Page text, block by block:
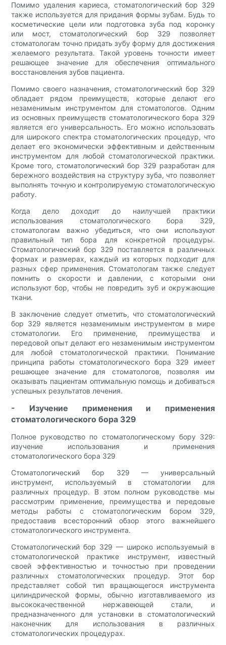
Помимо удаления кариеса, стоматологический бор 329
также используется для придания формы зубам. Будь то
косметические цели или подготовка зуба под коронку
или мост, стоматологический бор 329 позволяет
стоматологам точно придать зубу форму для достижения
желаемого результата. Такой уровень точности имеет
решающее значение для обеспечения оптимального
восстановления зубов пациента.
Помимо своего назначения, стоматологический бор 329
обладает рядом преимуществ, которые делают его
незаменимым инструментом для стоматологов. Одним
из основных преимуществ стоматологического бора 329
является его универсальность. Его можно использовать
для широкого спектра стоматологических процедур, что
делает его экономически эффективным и действенным
инструментом для любой стоматологической практики.
Кроме того, стоматологический бор 329 разработан для
бережного воздействия на структуру зуба, что позволяет
выполнять точную и контролируемую стоматологическую
работу.
Когда дело доходит до наилучшей практики
использования стоматологического бора 329,
стоматологам важно убедиться, что они используют
правильный тип бора для конкретной процедуры.
Стоматологический бор 329 поставляется в различных
формах и размерах, каждый из которых подходит для
разных сфер применения. Стоматологам также следует
помнить о скорости и давлении, с которыми они
используют бор, чтобы не повредить зуб и окружающие
ткани.
В заключение следует отметить, что стоматологический
бор 329 является незаменимым инструментом в мире
стоматологии. Его применение, преимущества и
передовой опыт делают его незаменимым инструментом
для любой стоматологической практики. Понимание
принципа работы стоматологического бора 329 имеет
решающее значение для стоматологов, позволяя им
оказывать пациентам оптимальную помощь и добиваться
успешных результатов лечения.
- Изучение применения и применения
стоматологического бора 329
Полное руководство по стоматологическому бору 329:
изучение использования и применения
стоматологического бора 329
Стоматологический бор 329 — универсальный
инструмент, используемый в стоматологии для
различных процедур. В этом полном руководстве мы
рассмотрим применение, преимущества и передовые
методы работы с стоматологическим бором 329,
предоставив всесторонний обзор этого важнейшего
стоматологического инструмента.
Стоматологический бор 329 — широко используемый в
стоматологической практике инструмент, известный
своей эффективностью и точностью при проведении
различных стоматологических процедур. Этот бор
представляет собой тип вращающегося инструмента
цилиндрической формы, обычно изготавливаемого из
высококачественной нержавеющей стали, и
предназначенного для установки в стоматологический
наконечник для использования в различных
стоматологических процедурах.